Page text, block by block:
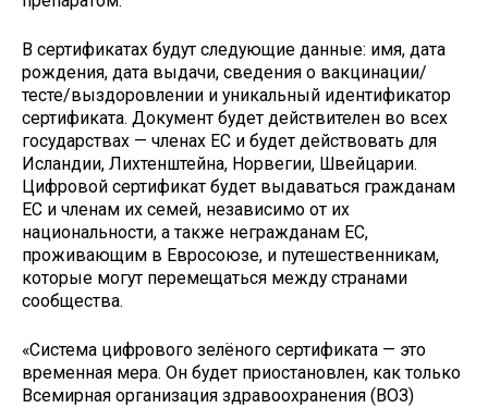
В сертификатах будут следующие данные: имя, дата
рождения, дата выдачи, сведения о вакцинации/
тесте/выздоровлении и уникальный идентификатор
сертификата. Документ будет действителен во всех
государствах — членах ЕС и будет действовать для
Исландии, Лихтенштейна, Норвегии, Швейцарии.
Цифровой сертификат будет выдаваться гражданам
ЕС и членам их семей, независимо от их
национальности, а также негражданам ЕС,
проживающим в Евросоюзе, и путешественникам,
которые могут перемещаться между странами
сообщества.
«Система цифрового зелёного сертификата — это
временная мера. Он будет приостановлен, как только
Всемирная организация здравоохранения (ВОЗ)